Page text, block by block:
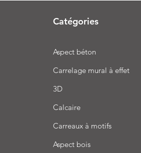
Catégories
Aspect béton
Carrelage mural à effet
3D
Calcaire
Carreaux à motifs
Aspect bois